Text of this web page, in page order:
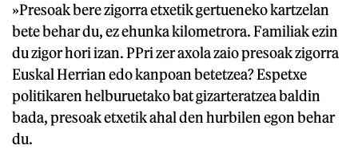
»Presoak bere zigorra etxetik gertueneko kartzelan
bete behar du, ez ehunka kilometrora. Familiak ezin
du zigor hori izan. PPri zer axola zaio presoak zigorra
Euskal Herrian edo kanpoan betetzea? Espetxe
politikaren helburuetako bat gizarteratzea baldin
bada, presoak etxetik ahal den hurbilen egon behar
du.